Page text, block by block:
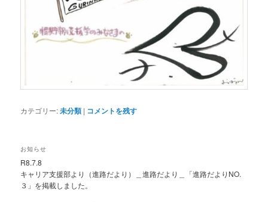
カテゴリー:未分類 | コメントを残す
お知らせ
R8.7.8
キャリア支援部より（進路だより）＿進路だより＿「進路だよりNO.
３」を掲載しました。